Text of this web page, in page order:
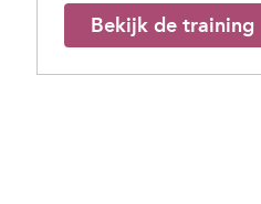
Bekijk de training